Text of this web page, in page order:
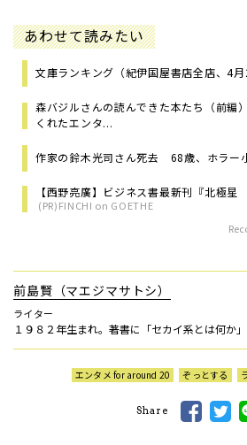
あわせて読みたい
文庫ランキング（紀伊国屋書店全店、4月
森バジルさんの読んできた本たち（前
くれたエンタ...
作家の鈴木光司さん死去 68歳、ホラー
【西野亮廣】ビジネス書最新刊『北極星
(PR)FINCHI on GOETHE
前島賢（マエジマサトシ）
ライター
１９８２年生まれ。著書に「セカイ系とは何か」
エンタメ for around 20 ぞっとする
Share